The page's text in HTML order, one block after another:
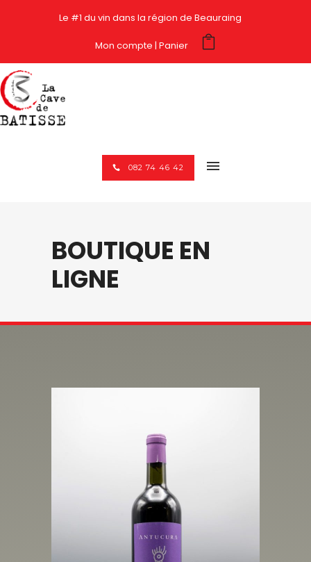
Le #1 du vin dans la région de Beauraing
Mon compte Panier
082 74 46 42
BOUTIQUE EN
LIGNE